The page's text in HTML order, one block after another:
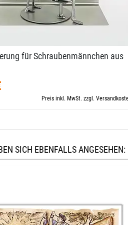
für Schraubenmännchen aus
Preis inkl. MwSt. zzgl.
SICH EBENFALLS ANGESEHEN: